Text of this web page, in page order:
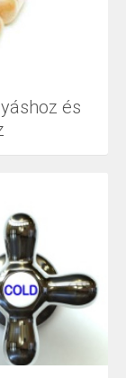
és